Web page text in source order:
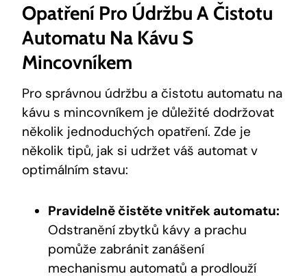
Opatření Pro Údržbu A Čistotu
Automatu Na Kávu S
Mincovníkem
Pro správnou údržbu a čistotu automatu na
kávu s mincovníkem je důležité dodržovat
několik jednoduchých opatření. Zde je
několik tipů, jak si udržet váš automat v
optimálním stavu:
Pravidelně čistěte vnitřek automatu:
Odstranění zbytků kávy a prachu
pomůže zabránit zanášení
mechanismu automatů a prodlouží